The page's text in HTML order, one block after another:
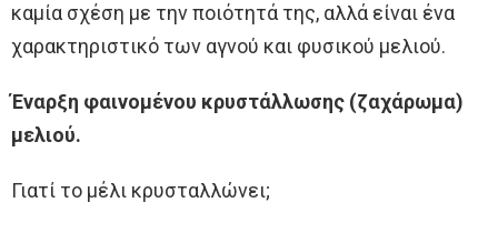
καμία σχέση με την ποιότητά της, αλλά είναι ένα
χαρακτηριστικό των αγνού και φυσικού μελιού.
Έναρξη φαινομένου κρυστάλλωσης (ζαχάρωμα)
μελιού.
Γιατί το μέλι κρυσταλλώνει;